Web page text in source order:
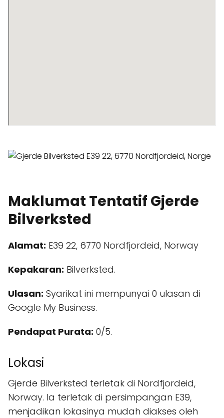
Maklumat Tentatif Gjerde
Bilverksted
Alamat: E39 22, 6770 Nordfjordeid, Norway
Kepakaran: Bilverksted.
Ulasan: Syarikat ini mempunyai 0 ulasan di
Google My Business.
Pendapat Purata: 0/5.
Lokasi
Gjerde Bilverksted terletak di Nordfjordeid,
Norway. Ia terletak di persimpangan E39,
menjadikan lokasinya mudah diakses oleh